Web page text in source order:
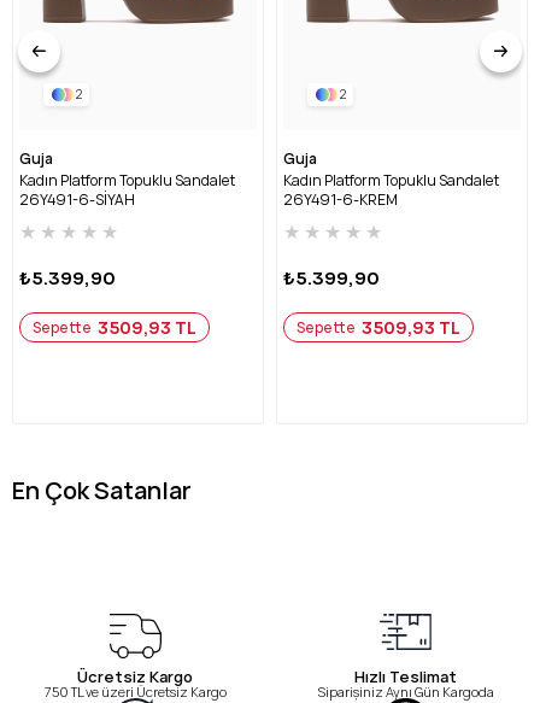
2
Guja
Kadın Platform Topuklu Sandalet
26Y491-6-SİYAH
★ ★ ★ ★ ★
₺5.399,90
Sepette 3509,93 TL
2
Guja
Kadın Platform Topuklu Sandalet
26Y491-6-KREM
★ ★ ★ ★ ★
₺5.399,90
Sepette 3509,93 TL
En Çok Satanlar
Ücretsiz Kargo
750 TL ve üzeri Ücretsiz Kargo
Hızlı Teslimat
Siparişiniz Aynı Gün Kargoda